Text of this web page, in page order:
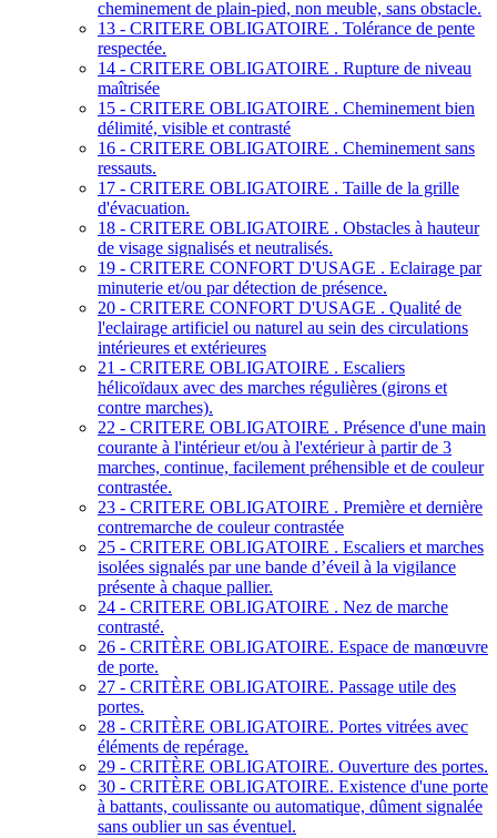
cheminement de plain-pied, non meuble, sans obstacle.
13 - CRITERE OBLIGATOIRE . Tolérance de pente
respectée.
14 - CRITERE OBLIGATOIRE . Rupture de niveau
maîtrisée
15 - CRITERE OBLIGATOIRE . Cheminement bien
délimité, visible et contrasté
16 - CRITERE OBLIGATOIRE . Cheminement sans
ressauts.
17 - CRITERE OBLIGATOIRE . Taille de la grille
d'évacuation.
18 - CRITERE OBLIGATOIRE . Obstacles à hauteur
de visage signalisés et neutralisés.
19 - CRITERE CONFORT D'USAGE . Eclairage par
minuterie et/ou par détection de présence.
20 - CRITERE CONFORT D'USAGE . Qualité de
l'eclairage artificiel ou naturel au sein des circulations
intérieures et extérieures
21 - CRITERE OBLIGATOIRE . Escaliers
hélicoïdaux avec des marches régulières (girons et
contre marches).
22 - CRITERE OBLIGATOIRE . Présence d'une main
courante à l'intérieur et/ou à l'extérieur à partir de 3
marches, continue, facilement préhensible et de couleur
contrastée.
23 - CRITERE OBLIGATOIRE . Première et dernière
contremarche de couleur contrastée
25 - CRITERE OBLIGATOIRE . Escaliers et marches
isolées signalés par une bande d’éveil à la vigilance
présente à chaque pallier.
24 - CRITERE OBLIGATOIRE . Nez de marche
contrasté.
26 - CRITÈRE OBLIGATOIRE. Espace de manœuvre
de porte.
27 - CRITÈRE OBLIGATOIRE. Passage utile des
portes.
28 - CRITÈRE OBLIGATOIRE. Portes vitrées avec
éléments de repérage.
29 - CRITÈRE OBLIGATOIRE. Ouverture des portes.
30 - CRITÈRE OBLIGATOIRE. Existence d'une porte
à battants, coulissante ou automatique, dûment signalée
sans oublier un sas éventuel.